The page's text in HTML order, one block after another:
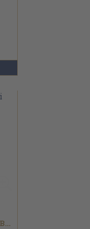
Wöhrmüller Bonifác